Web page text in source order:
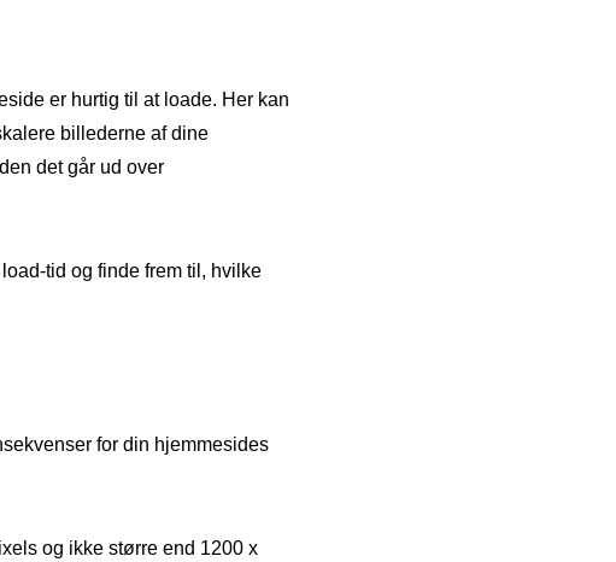
er hurtig til at loade. Her kan
billederne af dine
det går ud over
tid og finde frem til, hvilke
for din hjemmesides
og ikke større end 1200 x